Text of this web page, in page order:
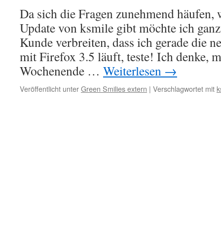
Da sich die Fragen zunehmend häufen,
Update von ksmile gibt möchte ich
Kunde verbreiten, dass ich gerade die
mit Firefox 3.5 läuft, teste! Ich denke,
Wochenende … Weiterlesen →
Veröffentlicht unterGreen Smilies extern | Verschlagwortet mit